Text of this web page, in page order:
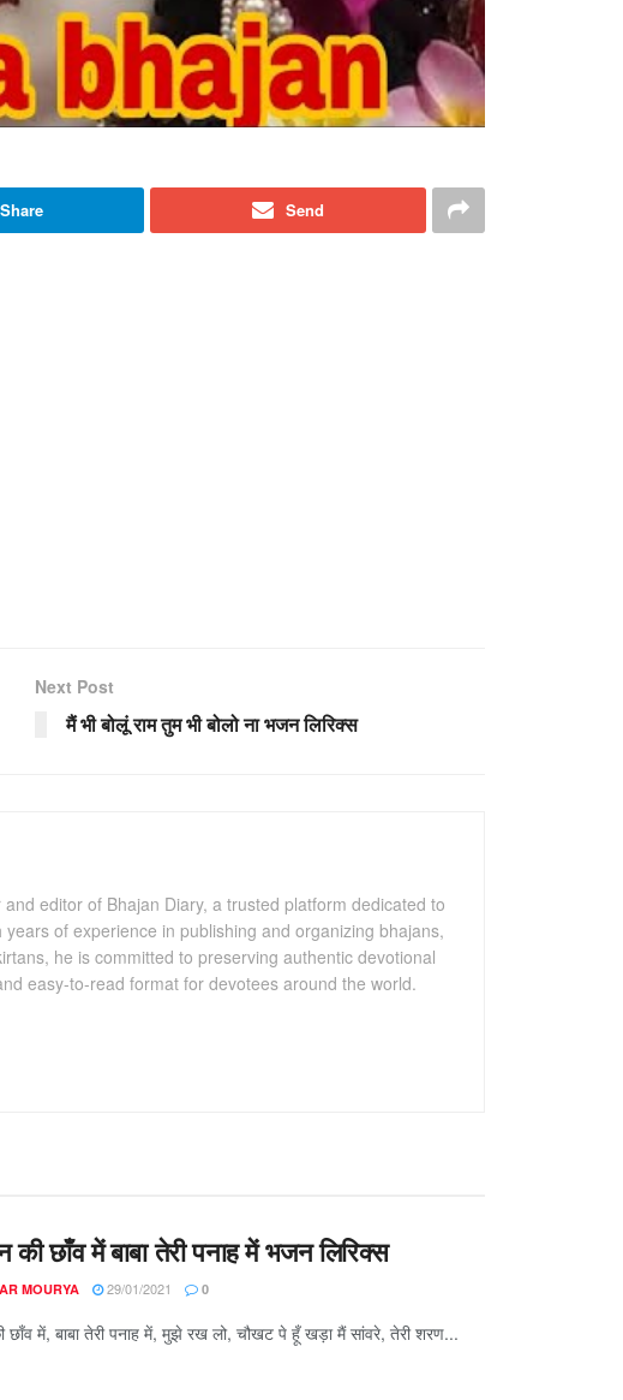
Share Send
Next Post
मैं भी बोलूं राम तुम भी बोलो ना भजन लिरिक्स
editor of Bhajan Diary, a trusted platform dedicated to
of experience in publishing and organizing bhajans,
he is committed to preserving authentic devotional
easy-to-read format for devotees around the world.
की छाँव में बाबा तेरी पनाह में भजन लिरिक्स
MOURYA 29/01/2021 0
छाँव में, बाबा तेरी पनाह में, मुझे रख लो, चौखट पे हूँ खड़ा मैं सांवरे, तेरी शरण...